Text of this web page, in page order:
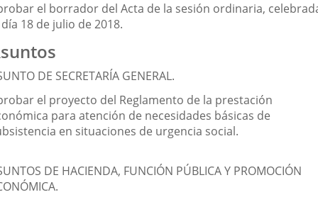
el borrador del Acta de la sesión ordinaria,
18 de julio de 2018.
DE SECRETARÍA GENERAL.
el proyecto del Reglamento de la prestación
para atención de necesidades básicas de
en situaciones de urgencia social.
DE HACIENDA, FUNCIÓN PÚBLICA Y PROMOCIÓN